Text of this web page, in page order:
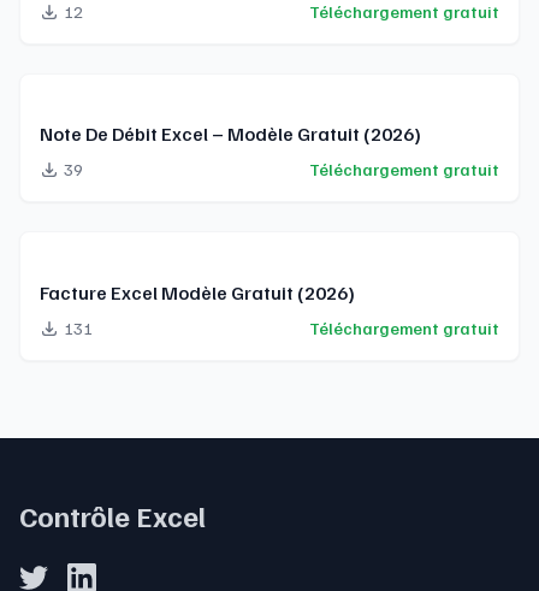
12 Téléchargement gratuit
Note De Débit Excel – Modèle Gratuit (2026)
39 Téléchargement gratuit
Facture Excel Modèle Gratuit (2026)
131 Téléchargement gratuit
Contrôle Excel